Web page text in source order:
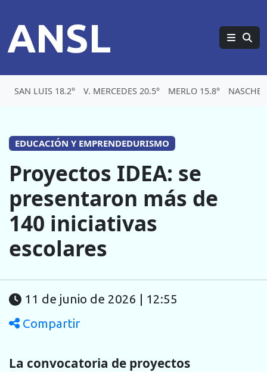
ANSL
SAN LUIS 18.2° V. MERCEDES 20.5° MERLO 15.8°
EDUCACIÓN Y EMPRENDEDURISMO
Proyectos IDEA: se
presentaron más de
140 iniciativas
escolares
11 de junio de 2026 | 12:55
Compartir
La convocatoria de proyectos